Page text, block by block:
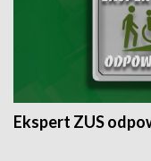
Ekspert ZUS